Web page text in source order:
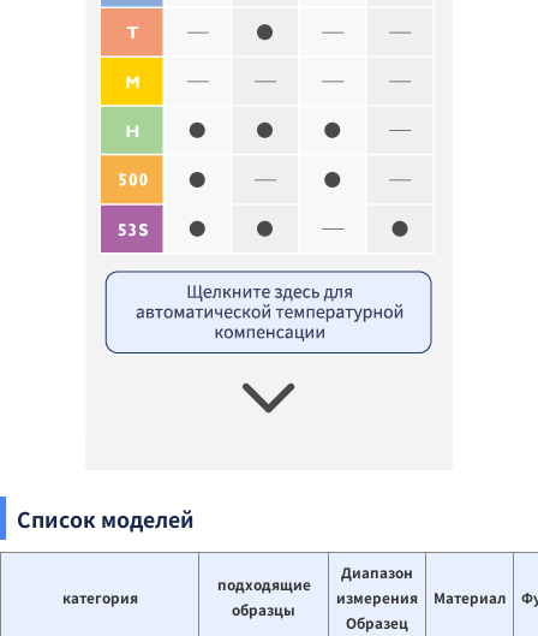
Список моделей
категория
подходящие
образцы
Диапазон
измерения
Образец
Материал